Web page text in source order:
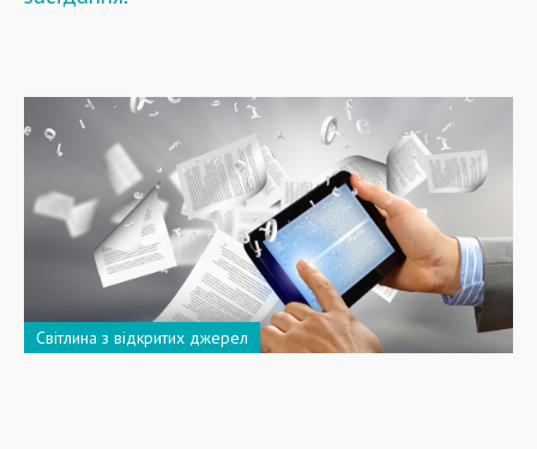
Світлина з відкритих джерел